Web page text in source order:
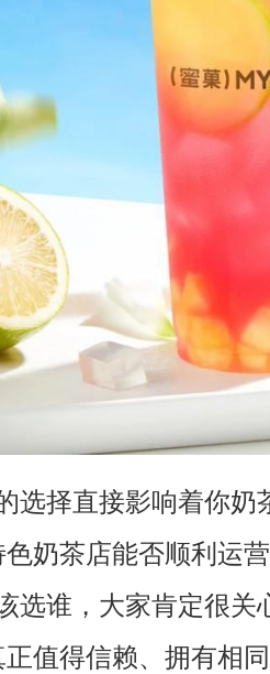
选择直接影响着你奶
奶茶店能否顺利运
选谁，大家肯定很关
值得信赖、拥有相